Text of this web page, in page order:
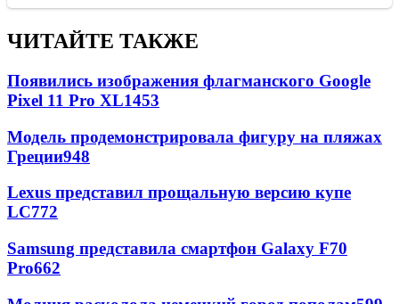
ЧИТАЙТЕ ТАКЖЕ
Появились изображения флагманского Google
Pixel 11 Pro XL1453
Модель продемонстрировала фигуру на пляжах
Греции948
Lexus представил прощальную версию купе
LC772
Samsung представила смартфон Galaxy F70
Pro662